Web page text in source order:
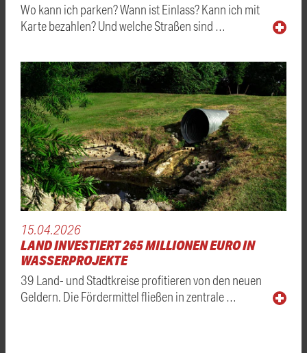
Wo kann ich parken? Wann ist Einlass? Kann ich mit
Karte bezahlen? Und welche Straßen sind …
15.04.2026
LAND INVESTIERT 265 MILLIONEN EURO IN
WASSERPROJEKTE
39 Land- und Stadtkreise profitieren von den neuen
Geldern. Die Fördermittel fließen in zentrale …